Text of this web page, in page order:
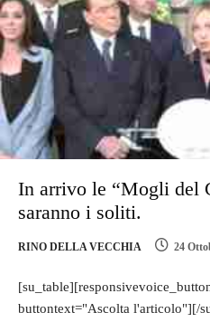
In arrivo le “Mogli del
saranno i soliti.
RINO DELLA VECCHIA 24
buttontext="Ascolta l'articolo"][/